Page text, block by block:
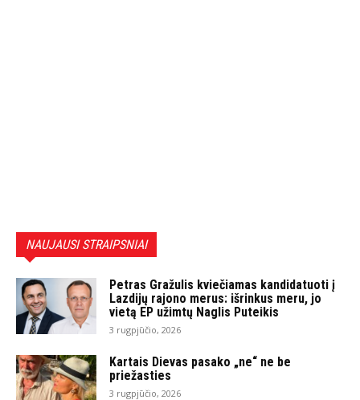
NAUJAUSI STRAIPSNIAI
Petras Gražulis kviečiamas kandidatuoti į
Lazdijų rajono merus: išrinkus meru, jo
vietą EP užimtų Naglis Puteikis
3 rugpjūčio, 2026
Kartais Dievas pasako „ne“ ne be
priežasties
3 rugpjūčio, 2026